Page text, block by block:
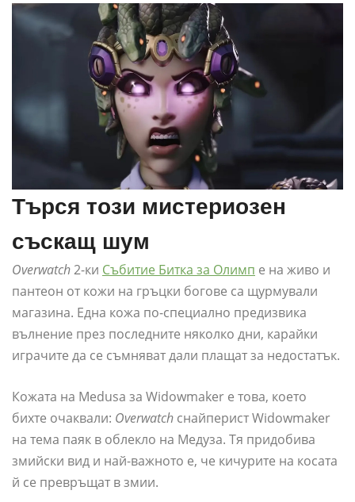
Търся този мистериозен
съскащ шум
Overwatch2-ки Събитие Битка за Олимп е на живо и
пантеон от кожи на гръцки богове са щурмували
магазина. Една кожа по-специално предизвика
вълнение през последните няколко дни, карайки
играчите да се съмняват дали плащат за недостатък.
Кожата на Medusa за Widowmaker е това, което
бихте очаквали: Overwatch снайперист Widowmaker
на тема паяк в облекло на Медуза. Тя придобива
змийски вид и най-важното е, че кичурите на косата
й се превръщат в змии.